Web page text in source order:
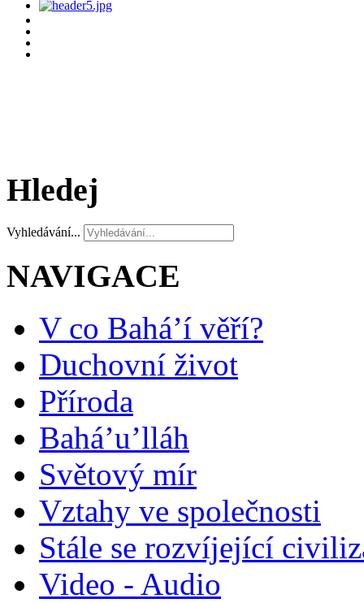
Hledej
Vyhledávání...
NAVIGACE
V co Bahá’í věří?
Duchovní život
Příroda
Bahá’u’lláh
Světový mír
Vztahy ve společnosti
Stále se rozvíjející
Video - Audio